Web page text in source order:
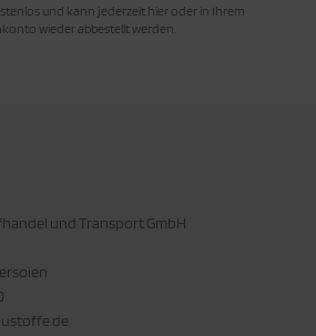
und kann jederzeit hier oder in Ihrem
wieder abbestellt werden.
und Transport GmbH